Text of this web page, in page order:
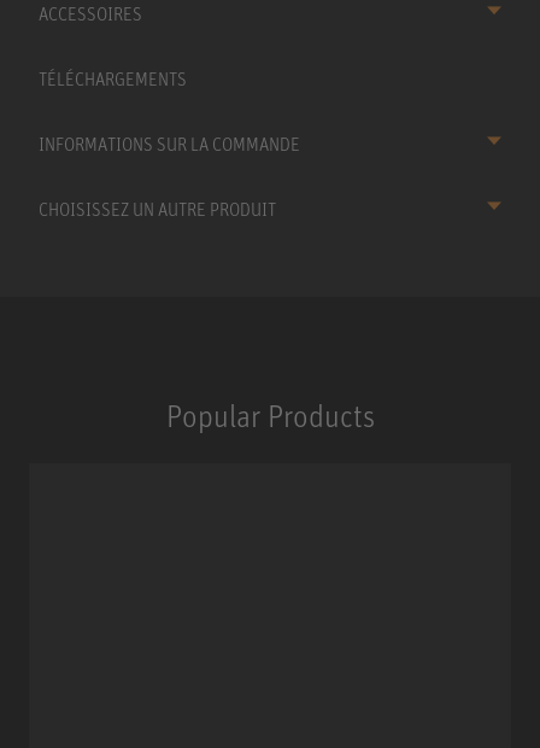
ACCESSOIRES
TÉLÉCHARGEMENTS
INFORMATIONS SUR LA COMMANDE
CHOISISSEZ UN AUTRE PRODUIT
Popular Products